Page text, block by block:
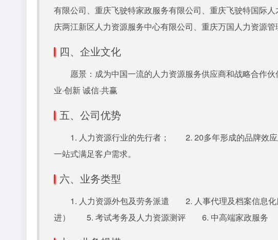
有限公司、重庆飞驶特家政服务有限公司、重庆飞驶特国
庆两江新区人力资源服务中心有限公司、重庆万国人力资
四、企业文化
愿景：成为中国一流的人力资源服务供应商和战略合作
业·创新 诚信·共赢
五、公司优势
1. 人力资源行业的先行者； 2. 20多年形成的品牌效
一站式满足客户需求。
六、业务类型
1. 人力资源外包及劳务派遣 2. 人事代理及档案信息
进） 5. 考试考务及人力资源测评 6. 中高端家政服务